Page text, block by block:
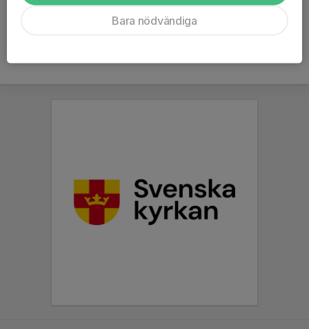
Bara nödvändiga